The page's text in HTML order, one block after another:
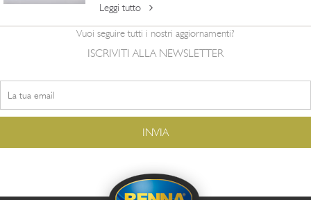
Leggi tutto
Vuoi seguire tutti i nostri aggiornamenti?
ISCRIVITI ALLA NEWSLETTER